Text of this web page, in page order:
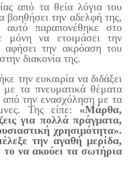
τα θεία λόγια του
βοηθήσει την αδελφή της,
παραπονέθηκε στο
μόνη να ετοιμάσει την
αφήσει την ακρόαση του
διακονία της.
την ευκαιρία να διδάξει
τα πνευματικά θέματα
από την ενασχόληση με τα
Της είπε: «Μάρθα,
για πολλά πράγματα,
χρησιμότητα».
την αγαθή μερίδα,
να ακούει τα σωτήρια